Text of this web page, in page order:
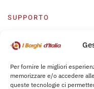
Per fornire le migliori
memorizzare e/o accedere
queste tecnologie ci
SUPPORTO
Centro Supporto
Leggi Bochure